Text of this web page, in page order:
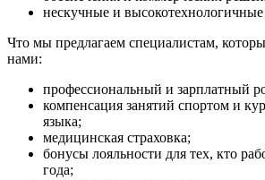
нескучные и
Что мы предлагаем специалистам,
нами:
профессиональный и зарплатный
компенсация занятий спортом и
языка;
медицинская страховка;
бонусы лояльности для тех, кто
года;